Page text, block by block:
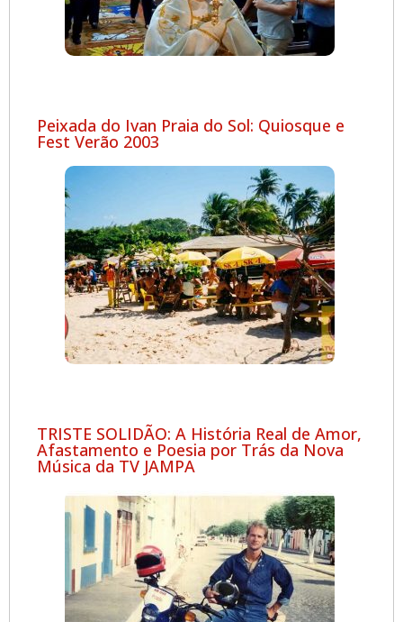
Peixada do Ivan Praia do Sol: Quiosque e
Fest Verão 2003
TRISTE SOLIDÃO: A História Real de Amor,
Afastamento e Poesia por Trás da Nova
Música da TV JAMPA